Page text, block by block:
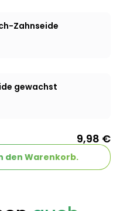
Zahnseide
gewachst
9,98 €
den Warenkorb.